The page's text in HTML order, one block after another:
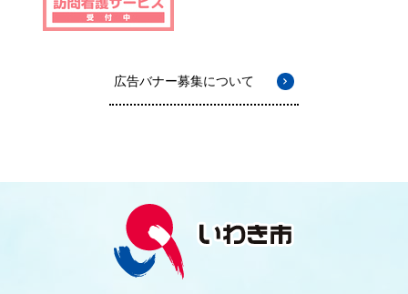
広告バナー募集について